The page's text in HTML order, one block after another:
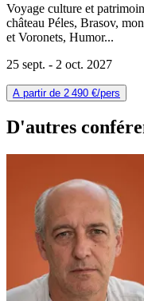
Voyage culture et
château Péles, Brasov,
et Voronets, Humor...
25 sept. - 2 oct. 2027
A partir de 2 490 €/pers
D'autres